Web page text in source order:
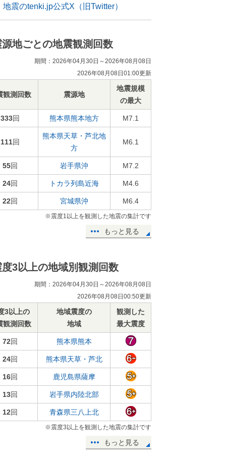
地震のtenki.jp公式X（旧Twitter）
源地ごとの地震観測回数
期間：2026年04月30日～2026年08月08日
2026年08月08日01:00更新
観測回数 震源地
地震規模
の最大
333回 熊本県熊本地方 M7.1
111回
熊本県天草・芦北地
方
M6.1
55回 岩手県沖 M7.2
24回 トカラ列島近海 M4.6
22回 宮城県沖 M6.4
※震度1以上を観測した地震の集計です
もっと見る
度3以上の地域別観測回数
期間：2026年04月30日～2026年08月08日
2026年08月08日00:50更新
3以上の
観測回数
地域震度の
地域
観測した
最大震度
72回 熊本県熊本
24回 熊本県天草・芦北
16回 鹿児島県薩摩
13回 岩手県内陸北部
12回 青森県三八上北
※震度3以上を観測した地震の集計です
もっと見る